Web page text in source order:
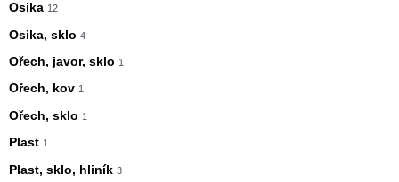
Osika 12
Osika, sklo 4
Ořech, javor, sklo 1
Ořech, kov 1
Ořech, sklo 1
Plast 1
Plast, sklo, hliník 3